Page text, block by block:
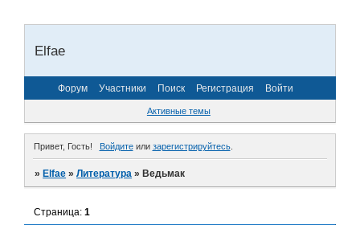
Elfae
Форум Участники Поиск Регистрация Войти
Активные темы
Привет, Гость! Войдитеили зарегистрируйтесь.
»Elfae »Литература »Ведьмак
Страница:1